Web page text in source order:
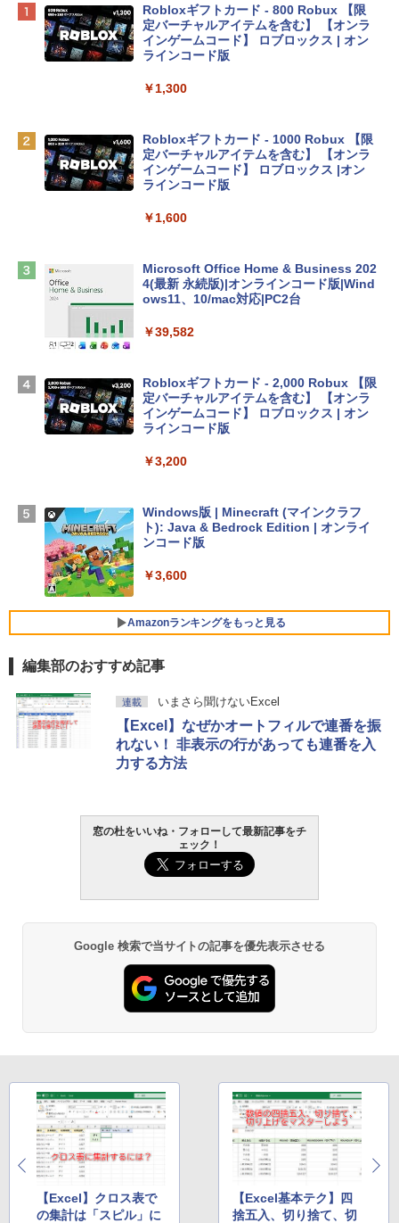
Apple 2026 MacBook Neo A18 Proチッ
プ搭載13インチノートブック：AIとAppl
e Intelligenceのために設計、Liquid Ret
inaディスプレイ、8GBユニファイドメモ
eTime HDカメラ、Touch ID - シルバー
tomtoc 360°保護 15.6 16インチ パソコ
ンケース Dell NEC Lavie ASUS HP dyna
Apple 2026 MacBook Air M5チップ搭載
13インチノートブック：AIとApple Intell
スプレイ、16GBユニファイドメモリ、1
D - ミッドナイト
￥278,800
【Amazon.co.jp限定】 HP ノートパソコ
￥129,800
FMV ノートパソコン WE1-K3 (MS 365 P
VWK3E15W_AZ
Robloxギフトカード - 800 Robux 【限
定バーチャルアイテムを含む】 【オンラ
インゲームコード】 ロブロックス | オン
ラインコード版
￥1,300
Robloxギフトカード - 1000 Robux 【限
定バーチャルアイテムを含む】 【オンラ
インゲームコード】 ロブロックス |オン
ラインコード版
￥1,600
Microsoft Office Home & Business 202
4(最新 永続版)|オンラインコード版|Wind
ows11、10/mac対応|PC2台
￥39,582
Robloxギフトカード - 2,000 Robux 【限
定バーチャルアイテムを含む】 【オンラ
インゲームコード】 ロブロックス | オン
ラインコード版
￥3,200
Windows版 | Minecraft (マインクラフ
ト): Java & Bedrock Edition | オンライ
ンコード版
￥3,600
Amazonランキングをもっと見る
生成AIパスポート公式テキスト 第４版
￥1,766
出す プロンプトの言葉 AI画像生成シリー
ズ (はぴーイラストLabo)
￥480
ClaudeCode いちばんやさしい 教科書:
非エンジニア 初心者 素人 でも安心 使い
方 マニュアル AI副業にもコンテンツ作成
にもKindle出版にも！ 非エンジニアのた
めのAIコーディング入門シリーズ
￥99
bデザイン入門講座［第2版］
￥1,292
FM TOWNS ハイパー・カタログ: 本体ハ
ードウェア・市販ソフトウェアのパーフ
ェクトリストと最新エミュレータ紹介
Amazon Kindle Paperwhite (16GB) 7イ
ンチディスプレイ、色調調節ライト、12
週間持続バッテリー、広告なし、ブラッ
ク
￥22,980
Amazon Kindle - 目に優しい、かさばら
ない、大きな画面で読みやすい、6週間持
続バッテリー、6インチディスプレイ電子
書籍リーダー、マッチャ、16GB、広告な
￥16,980
Kindle Paperwhite シグニチャーエディ
ション (32GB) 7インチディスプレイ、明
るさ自動調整、色調調節ライト、12週間
持続バッテリー、広告なし、メタリック
ブラック
Amazon Kindle Colorsoft | 16GBストレ
ージ、防水、7インチカラーディスプレ
イ、色調調節ライト、最大8週間持続バッ
テリー、広告無し、ブラック (2025年発
￥31,980
編集部のおすすめ記事
連載 いまさら聞けないExcel
【Excel】なぜかオートフィルで連番を振
れない！ 非表示の行があっても連番を入
力する方法
窓の杜をいいね・フォローして最新記事をチ
ェック！
Google 検索で当サイトの記事を優先表示させる
【Excel】クロス表で
の集計は「スピル」に
【Excel基本テク】四
捨五入、切り捨て、切